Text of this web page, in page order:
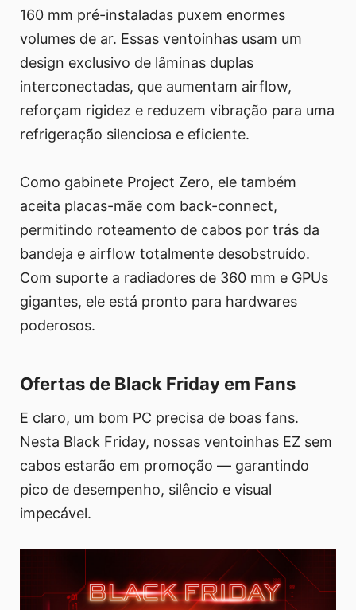
160 mm pré-instaladas puxem enormes
volumes de ar. Essas ventoinhas usam um
design exclusivo de lâminas duplas
interconectadas, que aumentam airflow,
reforçam rigidez e reduzem vibração para uma
refrigeração silenciosa e eficiente.
Como gabinete Project Zero, ele também
aceita placas-mãe com back-connect,
permitindo roteamento de cabos por trás da
bandeja e airflow totalmente desobstruído.
Com suporte a radiadores de 360 mm e GPUs
gigantes, ele está pronto para hardwares
poderosos.
Ofertas de Black Friday em Fans
E claro, um bom PC precisa de boas fans.
Nesta Black Friday, nossas ventoinhas EZ sem
cabos estarão em promoção — garantindo
pico de desempenho, silêncio e visual
impecável.